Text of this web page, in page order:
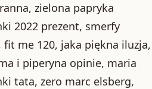
zielona papryka
2022 prezent, smerfy
me 120, jaka piękna iluzja,
i piperyna opinie, maria
tata, zero marc elsberg,